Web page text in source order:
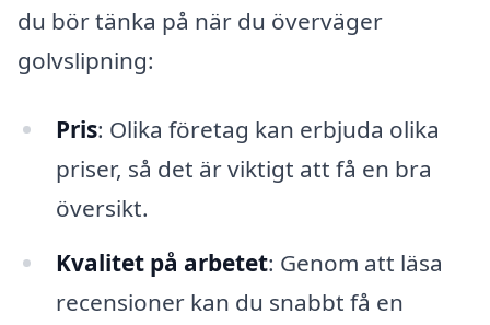
du bör tänka på när du överväger
golvslipning:
Pris: Olika företag kan erbjuda olika
priser, så det är viktigt att få en bra
översikt.
Kvalitet på arbetet: Genom att läsa
recensioner kan du snabbt få en